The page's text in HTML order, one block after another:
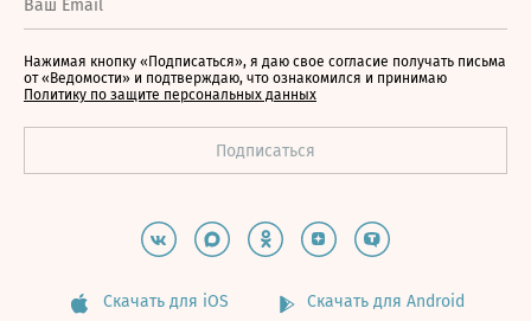
Нажимая кнопку «Подписаться», я даю свое согласие получать письма
от «Ведомости» и подтверждаю, что ознакомился и принимаю
Политику по защите персональных данных
Скачать для iOS Скачать для Android